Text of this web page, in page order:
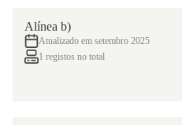
Alínea b)
Atualizado em setembro 2025
1 registos no total